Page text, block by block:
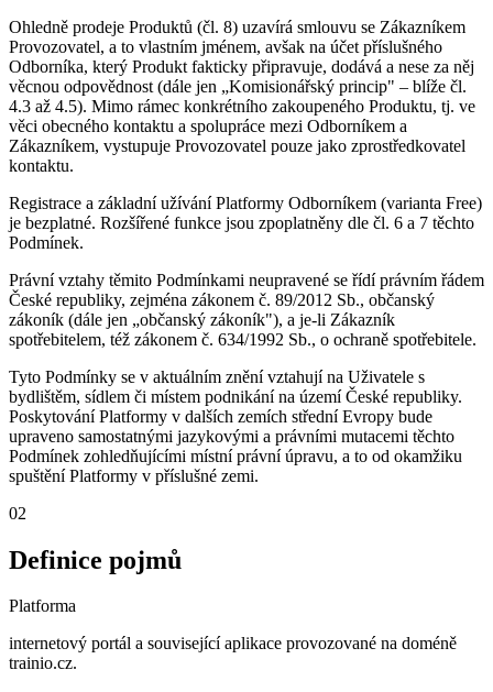
Ohledně prodeje Produktů (čl. 8) uzavírá smlouvu se Zákazníkem
Provozovatel, a to vlastním jménem, avšak na účet příslušného
Odborníka, který Produkt fakticky připravuje, dodává a nese za něj
věcnou odpovědnost (dále jen „Komisionářský princip" – blíže čl.
4.3 až 4.5). Mimo rámec konkrétního zakoupeného Produktu, tj. ve
věci obecného kontaktu a spolupráce mezi Odborníkem a
Zákazníkem, vystupuje Provozovatel pouze jako zprostředkovatel
kontaktu.
Registrace a základní užívání Platformy Odborníkem (varianta Free)
je bezplatné. Rozšířené funkce jsou zpoplatněny dle čl. 6 a 7 těchto
Podmínek.
Právní vztahy těmito Podmínkami neupravené se řídí právním řádem
České republiky, zejména zákonem č. 89/2012 Sb., občanský
zákoník (dále jen „občanský zákoník"), a je-li Zákazník
spotřebitelem, též zákonem č. 634/1992 Sb., o ochraně spotřebitele.
Tyto Podmínky se v aktuálním znění vztahují na Uživatele s
bydlištěm, sídlem či místem podnikání na území České republiky.
Poskytování Platformy v dalších zemích střední Evropy bude
upraveno samostatnými jazykovými a právními mutacemi těchto
Podmínek zohledňujícími místní právní úpravu, a to od okamžiku
spuštění Platformy v příslušné zemi.
02
Definice pojmů
Platforma
internetový portál a související aplikace provozované na doméně
trainio.cz.